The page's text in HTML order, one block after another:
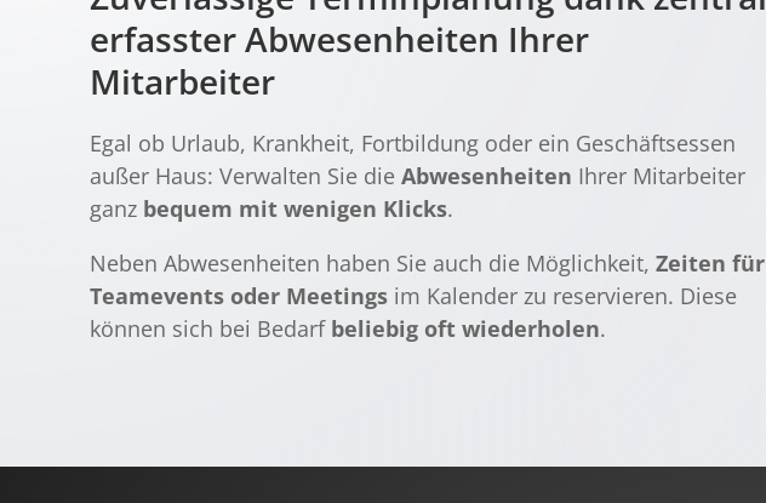
erfasster Abwesenheiten Ihrer
Mitarbeiter
Egal ob Urlaub, Krankheit, Fortbildung oder ein Geschäftsessen
außer Haus: Verwalten Sie die Abwesenheiten Ihrer Mitarbeiter
ganz bequem mit wenigen Klicks.
Neben Abwesenheiten haben Sie auch die Möglichkeit, Zeiten für
Teamevents oder Meetingsim Kalender zu reservieren. Diese
können sich bei Bedarf beliebig oft wiederholen.